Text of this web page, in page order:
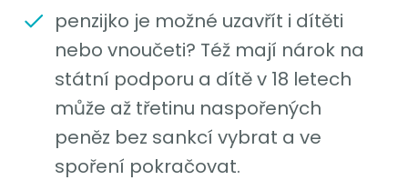
penzijko je možné uzavřít i dítěti
nebo vnoučeti? Též mají nárok na
státní podporu a dítě v 18 letech
může až třetinu naspořených
peněz bez sankcí vybrat a ve
spoření pokračovat.